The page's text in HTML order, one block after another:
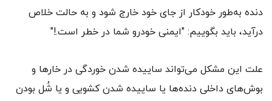
دنده به‌طور خودکار از جای خود خارج شود و به حالت خلاص
درآید، باید بگوییم: "ایمنی خودرو شما در خطر است.!"
علت این مشکل می‌تواند ساییده شدن خوردگی در خارها و
بوش‌های داخلی دنده‌ها یا ساییده شدن کشویی و یا شُل بودن